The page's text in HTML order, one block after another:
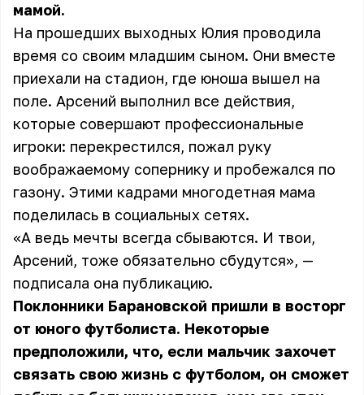
мамой.
На прошедших выходных Юлия проводила
время со своим младшим сыном. Они вместе
приехали на стадион, где юноша вышел на
поле. Арсений выполнил все действия,
которые совершают профессиональные
игроки: перекрестился, пожал руку
воображаемому сопернику и пробежался по
газону. Этими кадрами многодетная мама
поделилась в социальных сетях.
«А ведь мечты всегда сбываются. И твои,
Арсений, тоже обязательно сбудутся», —
подписала она публикацию.
Поклонники Барановской пришли в восторг
от юного футболиста. Некоторые
предположили, что, если мальчик захочет
связать свою жизнь с футболом, он сможет